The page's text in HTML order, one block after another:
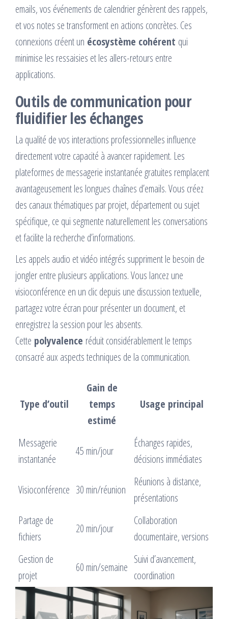
emails, vos événements de calendrier génèrent des rappels,
et vos notes se transforment en actions concrètes. Ces
connexions créent un écosystème cohérent qui
minimise les ressaisies et les allers-retours entre
applications.
Outils de communication pour
fluidifier les échanges
La qualité de vos interactions professionnelles influence
directement votre capacité à avancer rapidement. Les
plateformes de messagerie instantanée gratuites remplacent
avantageusement les longues chaînes d’emails. Vous créez
des canaux thématiques par projet, département ou sujet
spécifique, ce qui segmente naturellement les conversations
et facilite la recherche d’informations.
Les appels audio et vidéo intégrés suppriment le besoin de
jongler entre plusieurs applications. Vous lancez une
visioconférence en un clic depuis une discussion textuelle,
partagez votre écran pour présenter un document, et
enregistrez la session pour les absents.
Cette polyvalence réduit considérablement le temps
consacré aux aspects techniques de la communication.
Type d’outil
Gain de
temps
estimé
Usage principal
Messagerie
instantanée
45 min/jour
Échanges rapides,
décisions immédiates
Visioconférence 30 min/réunion
Réunions à distance,
présentations
Partage de
fichiers
20 min/jour
Collaboration
documentaire, versions
Gestion de
projet
60 min/semaine
Suivi d’avancement,
coordination